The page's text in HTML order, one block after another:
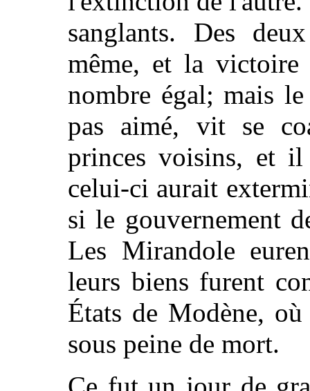
sanglants. Des
même, et la victoire
nombre égal; mais
pas aimé, vit se
princes voisins, et
celui-ci aurait
si le gouvernement
Les Mirandole
leurs biens furent
États de Modène,
sous peine de mort.